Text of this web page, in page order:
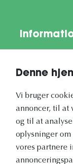
Denne
Vi bruger
annoncer, til at
og til at
oplysninger om
vores partnere
Vores